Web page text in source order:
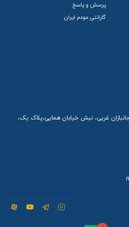
پرسش و پاسخ
گارانتی مودم ایران
غربی، نبش خیابان همایی،پلاک یک،